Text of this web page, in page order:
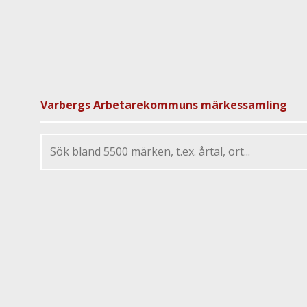
Varbergs Arbetarekommuns märkessamling